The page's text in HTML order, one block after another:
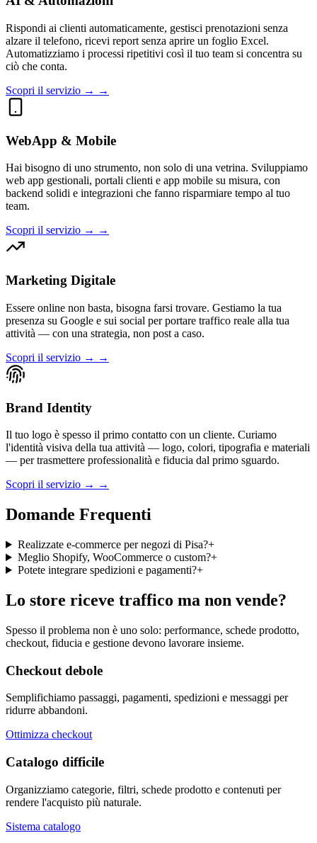
Rispondi ai clienti automaticamente, gestisci prenotazioni senza
alzare il telefono, ricevi report senza aprire un foglio Excel.
Automatizziamo i processi ripetitivi così il tuo team si concentra su
ciò che conta.
Scopri il servizio → →
WebApp & Mobile
Hai bisogno di uno strumento, non solo di una vetrina. Sviluppiamo
web app gestionali, portali clienti e app mobile su misura, con
backend solidi e integrazioni che fanno risparmiare tempo al tuo
team.
Scopri il servizio → →
Marketing Digitale
Essere online non basta, bisogna farsi trovare. Gestiamo la tua
presenza su Google e sui social per portare traffico reale alla tua
attività — con una strategia, non post a caso.
Scopri il servizio → →
Brand Identity
Il tuo logo è spesso il primo contatto con un cliente. Curiamo
l'identità visiva della tua attività — logo, colori, tipografia e materiali
— per trasmettere professionalità e fiducia dal primo sguardo.
Scopri il servizio → →
Domande Frequenti
Realizzate e-commerce per negozi di Pisa?+
Meglio Shopify, WooCommerce o custom?+
Potete integrare spedizioni e pagamenti?+
Lo store riceve traffico ma non vende?
Spesso il problema non è uno solo: performance, schede prodotto,
checkout, fiducia e gestione devono lavorare insieme.
Checkout debole
Semplifichiamo passaggi, pagamenti, spedizioni e messaggi per
ridurre abbandoni.
Ottimizza checkout
Catalogo difficile
Organizziamo categorie, filtri, schede prodotto e contenuti per
rendere l'acquisto più naturale.
Sistema catalogo